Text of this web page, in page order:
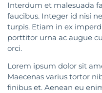
Interdum et malesuada
faucibus. Integer id nisi
turpis. Etiam in ex
porttitor urna ac augue
orci.
Lorem ipsum dolor sit
Maecenas varius tortor
finibus et. Aenean eu